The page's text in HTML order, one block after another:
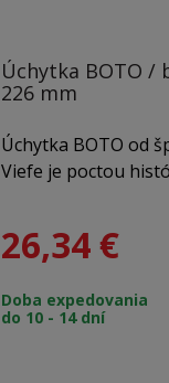
Úchytka BOTO /
226 mm
Úchytka BOTO od
Viefe je poctou
dizajnový hliníkový
interiéru detail,
26,34€
Doba expedovania
do 10 - 14 dní